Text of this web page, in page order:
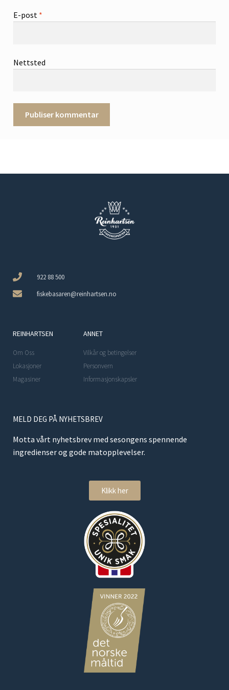
E-post *
Nettsted
922 88 500
fiskebasaren@reinhartsen.no
REINHARTSEN
Om Oss
Lokasjoner
Magasiner
ANNET
Vilkår og betingelser
Personvern
Informasjonskapsler
MELD DEG PÅ NYHETSBREV
Motta vårt nyhetsbrev med sesongens spennende
ingredienser og gode matopplevelser.
Klikk her